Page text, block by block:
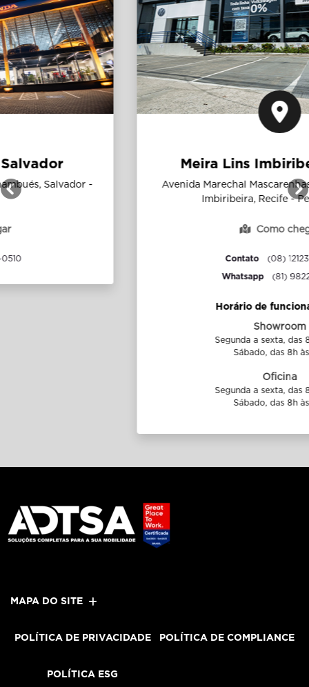
Meira Lins Imbiribeira Recife
Avenida Marechal Mascarenhas de Moraes, 1043 -
Imbiribeira, Recife - Pernambuco
Horário de funcionamento
Segunda a sexta, das 8h às 15h.
Segunda a sexta, das 8h às 18h.
Anterior
MAPA DO SITE
POLÍTICA DE PRIVACIDADE POLÍTICA DE COMPLIANCE
POLÍTICA ESG